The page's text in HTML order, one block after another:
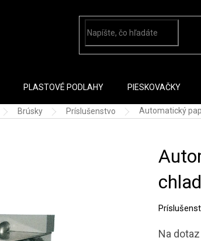
PLASTOVÉ PODLAHY PIESKOVAČKY
Brúsky Príslušenstvo Automatický
Na dotaz